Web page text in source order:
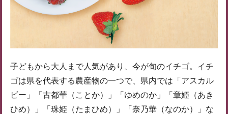
子どもから大人まで人気があり、今が旬のイチゴ。イチ
ゴは県を代表する農産物の一つで、県内では「アスカル
ビー」「古都華（ことか）」「ゆめのか」「章姫（あき
ひめ）」「珠姫（たまひめ）」「奈乃華（なのか）」な